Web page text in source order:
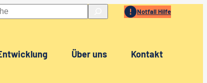
Notfall Hilfe
Über uns Kontakt